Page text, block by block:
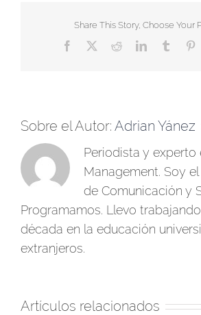
Share This Story, Choose Your
Facebook RedditLinkedInTumblr
Sobre el Autor: Adrian Yánez
Periodista y experto
Management. Soy
de Comunicación y
Programamos. Llevo
década en la educación
extranjeros.
Artículos relacionados